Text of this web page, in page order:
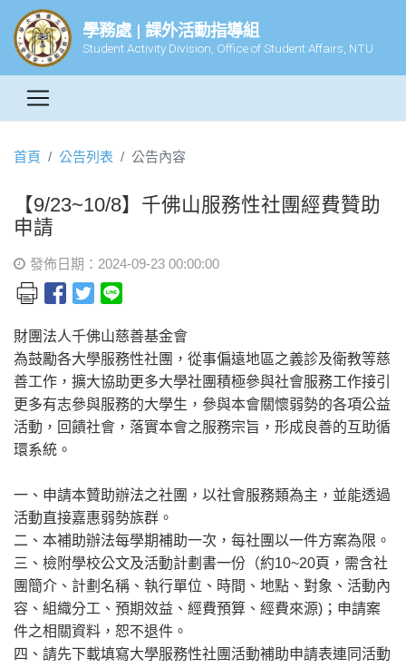
學務處 | 課外活動指導組
Student Activity Division, Office of Student Affairs, NTU
首頁 公告列表 公告內容
【9/23~10/8】千佛山服務性社團經費贊助
申請
發佈日期：2024-09-23 00:00:00
財團法人千佛山慈善基金會
為鼓勵各大學服務性社團，從事偏遠地區之義診及衛教等慈
善工作，擴大協助更多大學社團積極參與社會服務工作接引
更多有志參與服務的大學生，參與本會關懷弱勢的各項公益
活動，回饋社會，落實本會之服務宗旨，形成良善的互助循
環系統。
一、申請本贊助辦法之社團，以社會服務類為主，並能透過
活動直接嘉惠弱勢族群。
二、本補助辦法每學期補助一次，每社團以一件方案為限。
三、檢附學校公文及活動計劃書一份（約10~20頁，需含社
團簡介、計劃名稱、執行單位、時間、地點、對象、活動內
容、組織分工、預期效益、經費預算、經費來源)；申請案
件之相關資料，恕不退件。
四、請先下載填寫大學服務性社團活動補助申請表連同活動